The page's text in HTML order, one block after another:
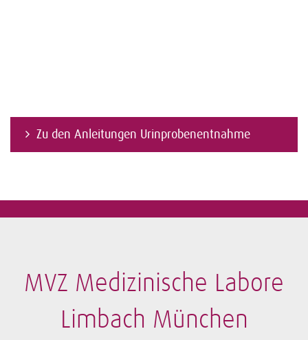
Zu den Anleitungen Urinprobenentnahme
MVZ Medizinische Labore
Limbach München